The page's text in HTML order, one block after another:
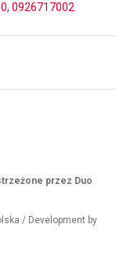
, 0926717002
przez Duo
/ Development by